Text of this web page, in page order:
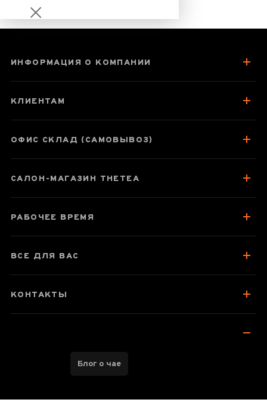
Пиала "Ретро
Паспорт товара
Отзывы чаеманов
ИНФОРМАЦИЯ О КОМПАНИИ
КЛИЕНТАМ
ОФИС СКЛАД (САМОВЫВОЗ)
САЛОН-МАГАЗИН THETEA
РАБОЧЕЕ ВРЕМЯ
ВСЕ ДЛЯ ВАС
КОНТАКТЫ
Блог о чае